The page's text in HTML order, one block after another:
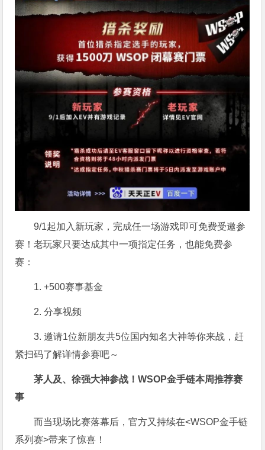
9/1起加入新玩家，完成任一场游戏即可免费受邀参
赛！老玩家只要达成其中一项指定任务，也能免费参
赛：
1. +500赛事基金
2. 分享视频
3. 邀请1位新朋友共5位国内知名大神等你来战，赶
紧扫码了解详情参赛吧～
茅人及、徐强大神参战！WSOP金手链本周推荐赛
事
而当现场比赛落幕后，官方又持续在<WSOP金手链
系列赛>带来了惊喜！